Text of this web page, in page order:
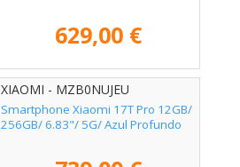
629,00 €
XIAOMI - MZB0NUJEU
Smartphone Xiaomi 17T Pro 12GB/
256GB/ 6.83"/ 5G/ Azul Profundo